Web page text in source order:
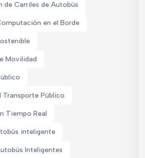
de Carriles de Autobús
en el Borde
Movilidad
Transporte Público
Tiempo Real
inteligente
Inteligentes